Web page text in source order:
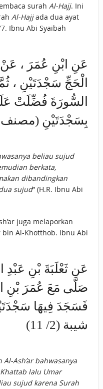
surah Al-Hajj. Ini
Al-Hajjada dua ayat
Ibnu Abi Syaibah
عَنِ ابْنِ عُمَرَ ،
الْحَجِّ سَجْدَتَيْنِ ،
السُّورَةَ فُضِّلَتْ
بِسَجْدَتَيْنِ (مصنف
beliau sujud
berkata,
dibandingkan
sujud” (H.R. Ibnu Abi
juga melaporkan
Al-Khotthob. Ibnu Abi
عَن ثَعْلَبَةَ بْنِ عَبْدِ
صَلَّى مَعَ عُمَرَ بْنِ
فَسَجَدَ فِيهَا
شيبة (2/ 11)
Ash’ar bahwasanya
lalu Umar
sujud karena Surah